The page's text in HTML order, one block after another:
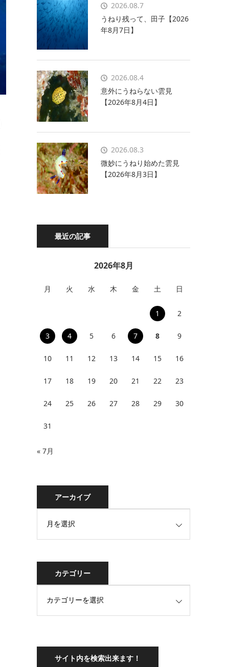
2026.08.7
うねり残って、田子【2026
年8月7日】
2026.08.4
意外にうねらない雲見
【2026年8月4日】
2026.08.3
微妙にうねり始めた雲見
【2026年8月3日】
最近の記事
2026年8月
月 火 水 木 金 土 日
1 2
3 4 5 6 7 8 9
10 11 12 13 14 15 16
17 18 19 20 21 22 23
24 25 26 27 28 29 30
31
« 7月
アーカイブ
カテゴリー
サイト内を検索出来ます！